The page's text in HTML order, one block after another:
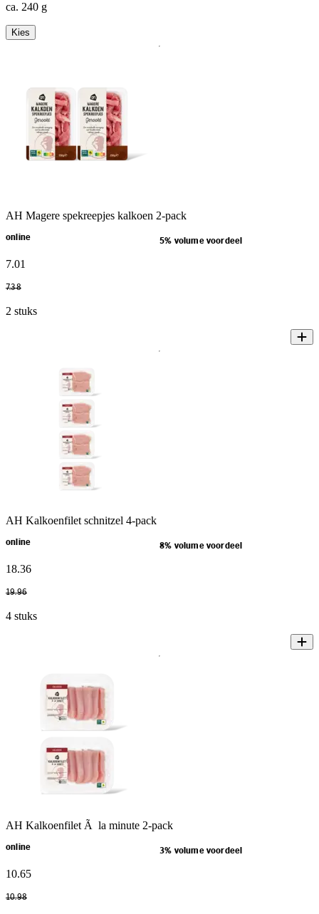
ca. 240 g
Kies
AH Magere spekreepjes kalkoen 2-pack
online 5% volume voordeel
7.01
7.38
2 stuks
AH Kalkoenfilet schnitzel 4-pack
online 8% volume voordeel
18.36
19.96
4 stuks
AH Kalkoenfilet Ã la minute 2-pack
online 3% volume voordeel
10.65
10.98